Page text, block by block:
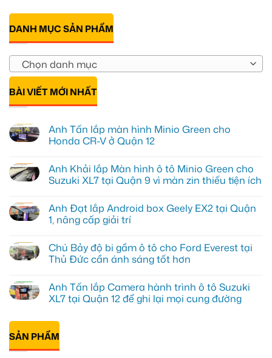
DANH MỤC SẢN PHẨM
Chọn danh mục
BÀI VIẾT MỚI NHẤT
Anh Tấn lắp màn hình Minio Green cho
Honda CR-V ở Quận 12
bình
luận
ở
lắp
màn
hình
cho
Honda
CR-
Quận
12
Anh Khải lắp Màn hình ô tô Minio Green cho
Suzuki XL7 tại Quận 9 vì màn zin thiếu tiện ích
bình
luận
ở
lắp
Màn
hình
Minio
Green
cho
Quận
9
vì
Anh Đạt lắp Android box Geely EX2 tại Quận
1, nâng cấp giải trí
bình
luận
ở
lắp
Android
box
Quận
1,
nâng
Chú Bảy độ bi gầm ô tô cho Ford Everest tại
Thủ Đức cần ánh sáng tốt hơn
bình
luận
ở
bi
gầm
ô
Anh Tấn lắp Camera hành trình ô tô Suzuki
XL7 tại Quận 12 để ghi lại mọi cung đường
có
luận
ở
Anh
SẢN PHẨM